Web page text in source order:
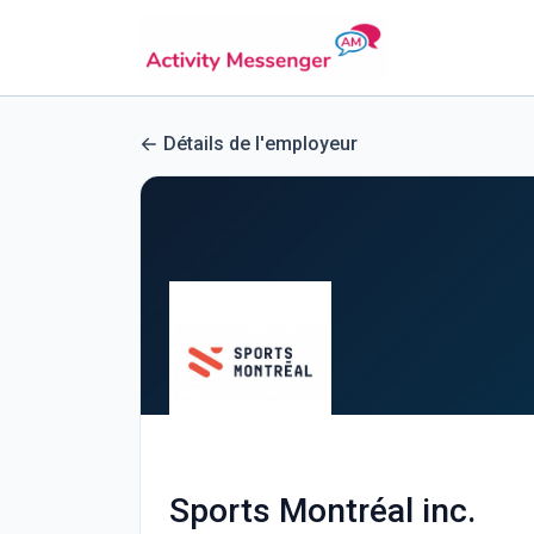
Détails de l'employeur
Sports Montréal inc.